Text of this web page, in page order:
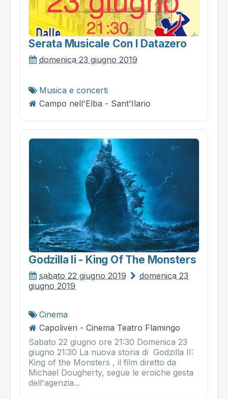
Serata Musicale Con I Datazero
domenica 23 giugno 2019
Musica e concerti
Campo nell'Elba - Sant'Ilario
Godzilla Ii - King Of The Monsters
sabato 22 giugno 2019
domenica 23
giugno 2019
Cinema
Capoliveri - Cinema Teatro Flamingo
Sabato 22 giugno ore 21:30 Domenica 23
giugno 21:30 La nuova storia di Godzilla II:
King of the Monsters , il film diretto da
Michael Dougherty, segue le eroiche gesta
dell'agenzia...